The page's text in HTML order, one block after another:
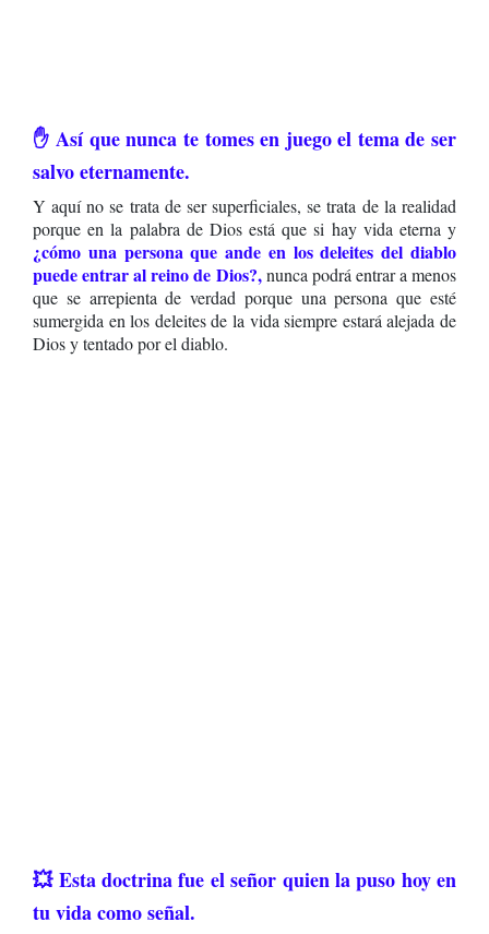
✋ Así que nunca te tomes en juego el tema de ser
salvo eternamente.
Y aquí no se trata de ser superficiales, se trata de la realidad
porque en la palabra de Dios está que si hay vida eterna y
¿cómo una persona que ande en los deleites del diablo
puede entrar al reino de Dios?,nunca podrá entrar a menos
que se arrepienta de verdad porque una persona que esté
sumergida en los deleites de la vida siempre estará alejada de
Dios y tentado por el diablo.
💥 Esta doctrina fue el señor quien la puso hoy en
tu vida como señal.